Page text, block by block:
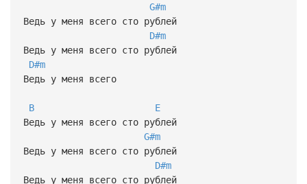
G#m
Ведь у меня всего сто рублей
D#m
Ведь у меня всего сто рублей
D#m
Ведь у меня всего
B
E
Ведь у меня всего сто рублей
G#m
Ведь у меня всего сто рублей
D#m
Ведь у меня всего сто рублей